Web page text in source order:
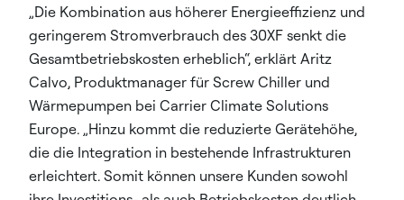
„Die Kombination aus höherer Energieeffizienz und
geringerem Stromverbrauch des 30XF senkt die
Gesamtbetriebskosten erheblich“, erklärt Aritz
Calvo, Produktmanager für Screw Chiller und
Wärmepumpen bei Carrier Climate Solutions
Europe. „Hinzu kommt die reduzierte Gerätehöhe,
die die Integration in bestehende Infrastrukturen
erleichtert. Somit können unsere Kunden sowohl